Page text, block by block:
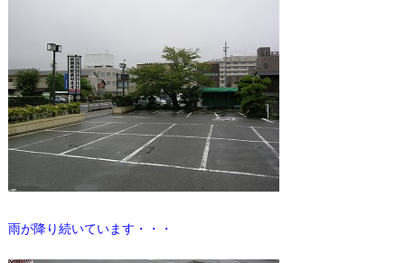
雨が降り続いています・・・